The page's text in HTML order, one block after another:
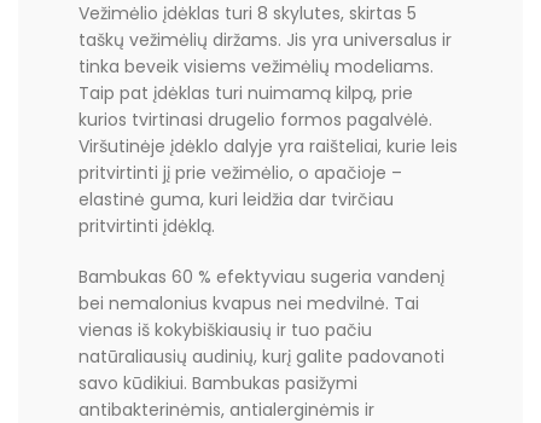
Vežimėlio įdėklas turi 8 skylutes, skirtas 5
taškų vežimėlių diržams. Jis yra universalus ir
tinka beveik visiems vežimėlių modeliams.
Taip pat įdėklas turi nuimamą kilpą, prie
kurios tvirtinasi drugelio formos pagalvėlė.
Viršutinėje įdėklo dalyje yra raišteliai, kurie leis
pritvirtinti jį prie vežimėlio, o apačioje –
elastinė guma, kuri leidžia dar tvirčiau
pritvirtinti įdėklą.
Bambukas 60 % efektyviau sugeria vandenį
bei nemalonius kvapus nei medvilnė. Tai
vienas iš kokybiškiausių ir tuo pačiu
natūraliausių audinių, kurį galite padovanoti
savo kūdikiui. Bambukas pasižymi
antibakterinėmis, antialerginėmis ir